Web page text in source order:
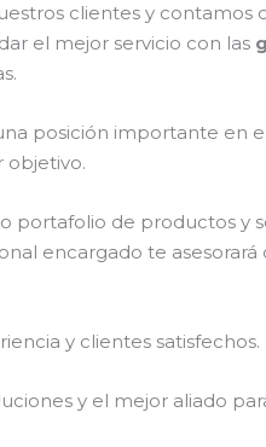
clientes y
el mejor servicio con las
posición importante en
objetivo.
portafolio de productos y
encargado te
y clientes satisfechos.
y el mejor aliado